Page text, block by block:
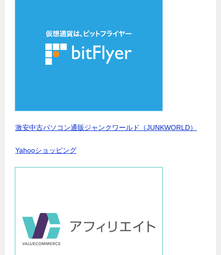
激安中古パソコン通販ジャンクワールド（JUNKWORLD）
Yahooショッピング